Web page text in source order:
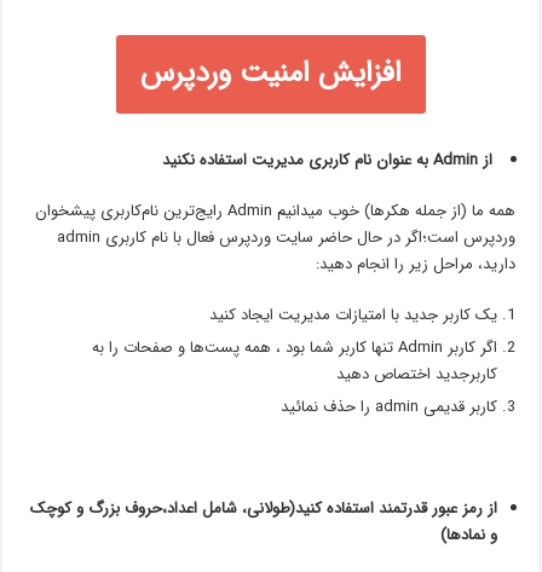
افزایش امنیت وردپرس
از Admin به عنوان نام کاربری مدیریت استفاده نکنید
همه ما (از جمله هکرها) خوب میدانیم Admin رایج‌ترین نام‌کاربری پیشخوان
وردپرس است؛اگر در حال حاضر سایت وردپرس فعال با نام کاربری admin
دارید، مراحل زیر را انجام دهید:
یک کاربر جدید با امتیازات مدیریت ایجاد کنید
اگر کاربر Admin تنها کاربر شما بود ، همه پست‌ها و صفحات را به
کاربرجدید اختصاص دهید
کاربر قدیمی admin را حذف نمائید
از رمز عبور قدرتمند استفاده کنید(طولانی، شامل اعداد،حروف بزرگ و کوچک
و نمادها)